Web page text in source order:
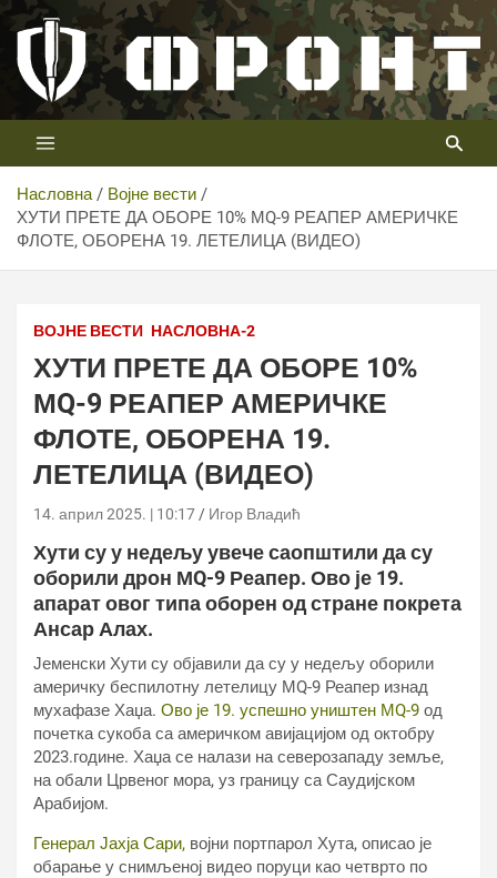
Скип
цонтент
Телевизија ФРОНТ
Први војни канал у Србији
Насловна
Војне вести
ХУТИ ПРЕТЕ ДА ОБОРЕ 10% МQ-9 РЕАПЕР АМЕРИЧКЕ
ФЛОТЕ, ОБОРЕНА 19. ЛЕТЕЛИЦА (ВИДЕО)
ВОЈНЕ ВЕСТИ НАСЛОВНА-2
ХУТИ ПРЕТЕ ДА ОБОРЕ 10%
МQ-9 РЕАПЕР АМЕРИЧКЕ
ФЛОТЕ, ОБОРЕНА 19.
ЛЕТЕЛИЦА (ВИДЕО)
14. април 2025. | 10:17 Игор Владић
Хути су у недељу увече саопштили да су
оборили дрон МQ-9 Реапер. Ово је 19.
апарат овог типа оборен од стране покрета
Ансар Алах.
Јеменски Хути су објавили да су у недељу оборили
америчку беспилотну летелицу МQ-9 Реапер изнад
мухафазе Хаџа. Ово је 19. успешно уништен МQ-9 од
почетка сукоба са америчком авијацијом од октобру
2023.године. Хаџа се налази на северозападу земље,
на обали Црвеног мора, уз границу са Саудијском
Арабијом.
Генерал Јахја Сари, војни портпарол Хута, описао је
обарање у снимљеној видео поруци као четврто по